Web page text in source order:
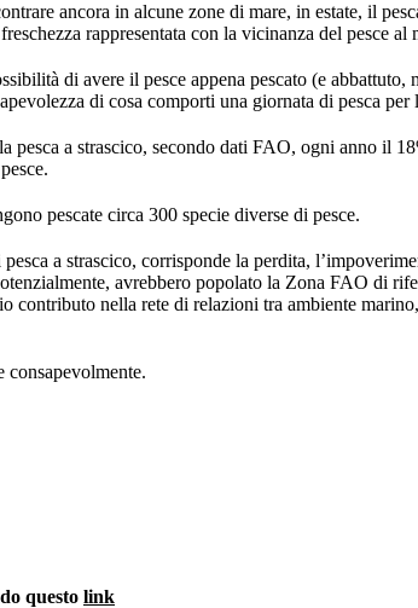
ancora in alcune zone di mare, in estate, il
rappresentata con la vicinanza del pesce al
di avere il pesce appena pescato (e abbattuto,
di cosa comporti una giornata di pesca per
pesca a strascico, secondo dati FAO, ogni anno il
pescate circa 300 specie diverse di pesce.
a strascico, corrisponde la perdita,
avrebbero popolato la Zona FAO di
contributo nella rete di relazioni tra ambiente
consapevolmente.
questo link